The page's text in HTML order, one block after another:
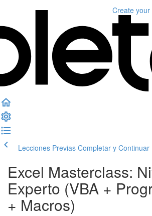
Create
Lecciones Previas Completar y Continuar
Excel Masterclass:
Experto (VBA +
+ Macros)